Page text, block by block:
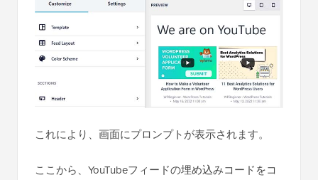
これにより、画面にプロンプトが表示されます。
ここから、YouTubeフィードの埋め込みコードをコ